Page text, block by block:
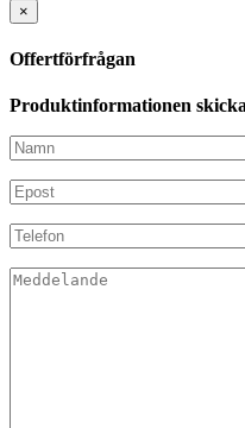
×
Offertförfrågan
Produktinformationen